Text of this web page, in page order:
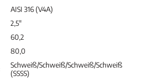
AISI 316 (V4A)
2,5"
60,2
80,0
Schweiß/Schweiß/Schweiß/Schweiß
(SSSS)